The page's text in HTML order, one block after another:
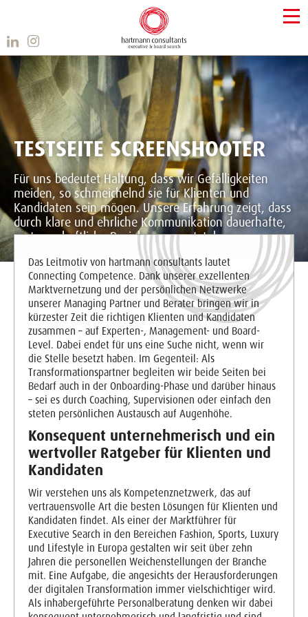
TESTSEITE SCREENSHOOTER
Für uns bedeutet Haltung, dass wirGefälligkeiten
meiden, so schmeichelnd sie fürKlienten und
Kandidaten sein mögen.Unsere Erfahrung zeigt, dass
durch klare und ehrliche Kommunikation dauerhafte,
partnerschaftliche Beziehungen entstehen.
Das Leitmotiv von hartmann consultants lautet
Connecting Competence. Dank unserer exzellenten
Marktvernetzung und der persönlichen Netzwerke
unserer Managing Partner und Berater bringen wir in
kürzester Zeit die richtigen Klienten und Kandidaten
zusammen – auf Experten-, Management- und Board-
Level. Dabei endet für uns eine Suche nicht, wenn wir
die Stelle besetzt haben. Im Gegenteil: Als
Transformationspartner begleiten wir beide Seiten bei
Bedarf auch in der Onboarding-Phase und darüber hinaus
– sei es durch Coaching, Supervisionen oder einfach den
steten persönlichen Austausch auf Augenhöhe.
Konsequent unternehmerisch und ein
wertvoller Ratgeber für Klienten und
Kandidaten
Wir verstehen uns als Kompetenznetzwerk, das auf
vertrauensvolle Art die besten Lösungen für Klienten und
Kandidaten findet. Als einer der Marktführer für
Executive Search in den Bereichen Fashion, Sports, Luxury
und Lifestyle in Europa gestalten wir seit über zehn
Jahren die personellen Weichenstellungen der Branche
mit. Eine Aufgabe, die angesichts der Herausforderungen
der digitalen Transformation immer vielschichtiger wird.
Als inhabergeführte Personalberatung denken wir dabei